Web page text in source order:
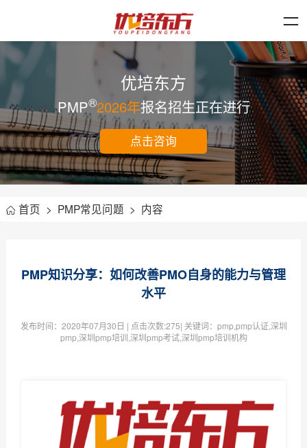
优培东方
PMP®2026年报名招生正在进行
点击咨询
首页 > PMP常见问题 > 内容
PMP知识分享：如何改善PMO自身的能力与管理
水平
发布时间： 2020年07月30日 | 点击次数:275| 关键词：pmp,pmp认证,深圳
pmp,深圳pmp培训,深圳pmp考试,深圳pmp培训机构